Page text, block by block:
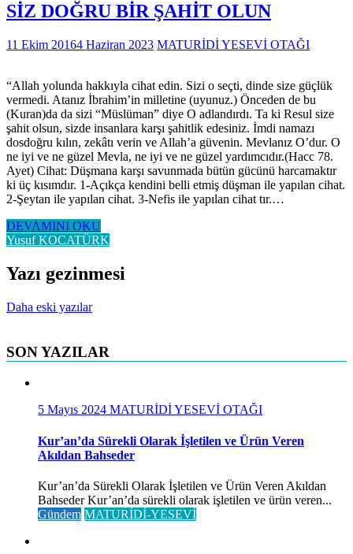
SİZ DOĞRU BİR ŞAHİT OLUN
11 Ekim 20164 Haziran 2023 MATURİDİ YESEVİ OTAĞI
“Allah yolunda hakkıyla cihat edin. Sizi o seçti, dinde size güçlük
vermedi. Atanız İbrahim’in milletine (uyunuz.) Önceden de bu
(Kuran)da da sizi “Müslüman” diye O adlandırdı. Ta ki Resul size
şahit olsun, sizde insanlara karşı şahitlik edesiniz. İmdi namazı
dosdoğru kılın, zekâtı verin ve Allah’a güvenin. Mevlanız O’dur. O
ne iyi ve ne güzel Mevla, ne iyi ve ne güzel yardımcıdır.(Hacc 78.
Ayet) Cihat: Düşmana karşı savunmada bütün gücünü harcamaktır
ki üç kısımdır. 1-Açıkça kendini belli etmiş düşman ile yapılan cihat.
2-Şeytan ile yapılan cihat. 3-Nefis ile yapılan cihat tır.…
DEVAMINI OKU
Yusuf KOCATÜRK
Yazı gezinmesi
Daha eski yazılar
SON YAZILAR
5 Mayıs 2024 MATURİDİ YESEVİ OTAĞI
Kur’an’da Sürekli Olarak İşletilen ve Ürün Veren
Akıldan Bahseder
Kur’an’da Sürekli Olarak İşletilen ve Ürün Veren Akıldan
Bahseder Kur’an’da sürekli olarak işletilen ve ürün veren...
Gündem MATURİDİ-YESEVİ